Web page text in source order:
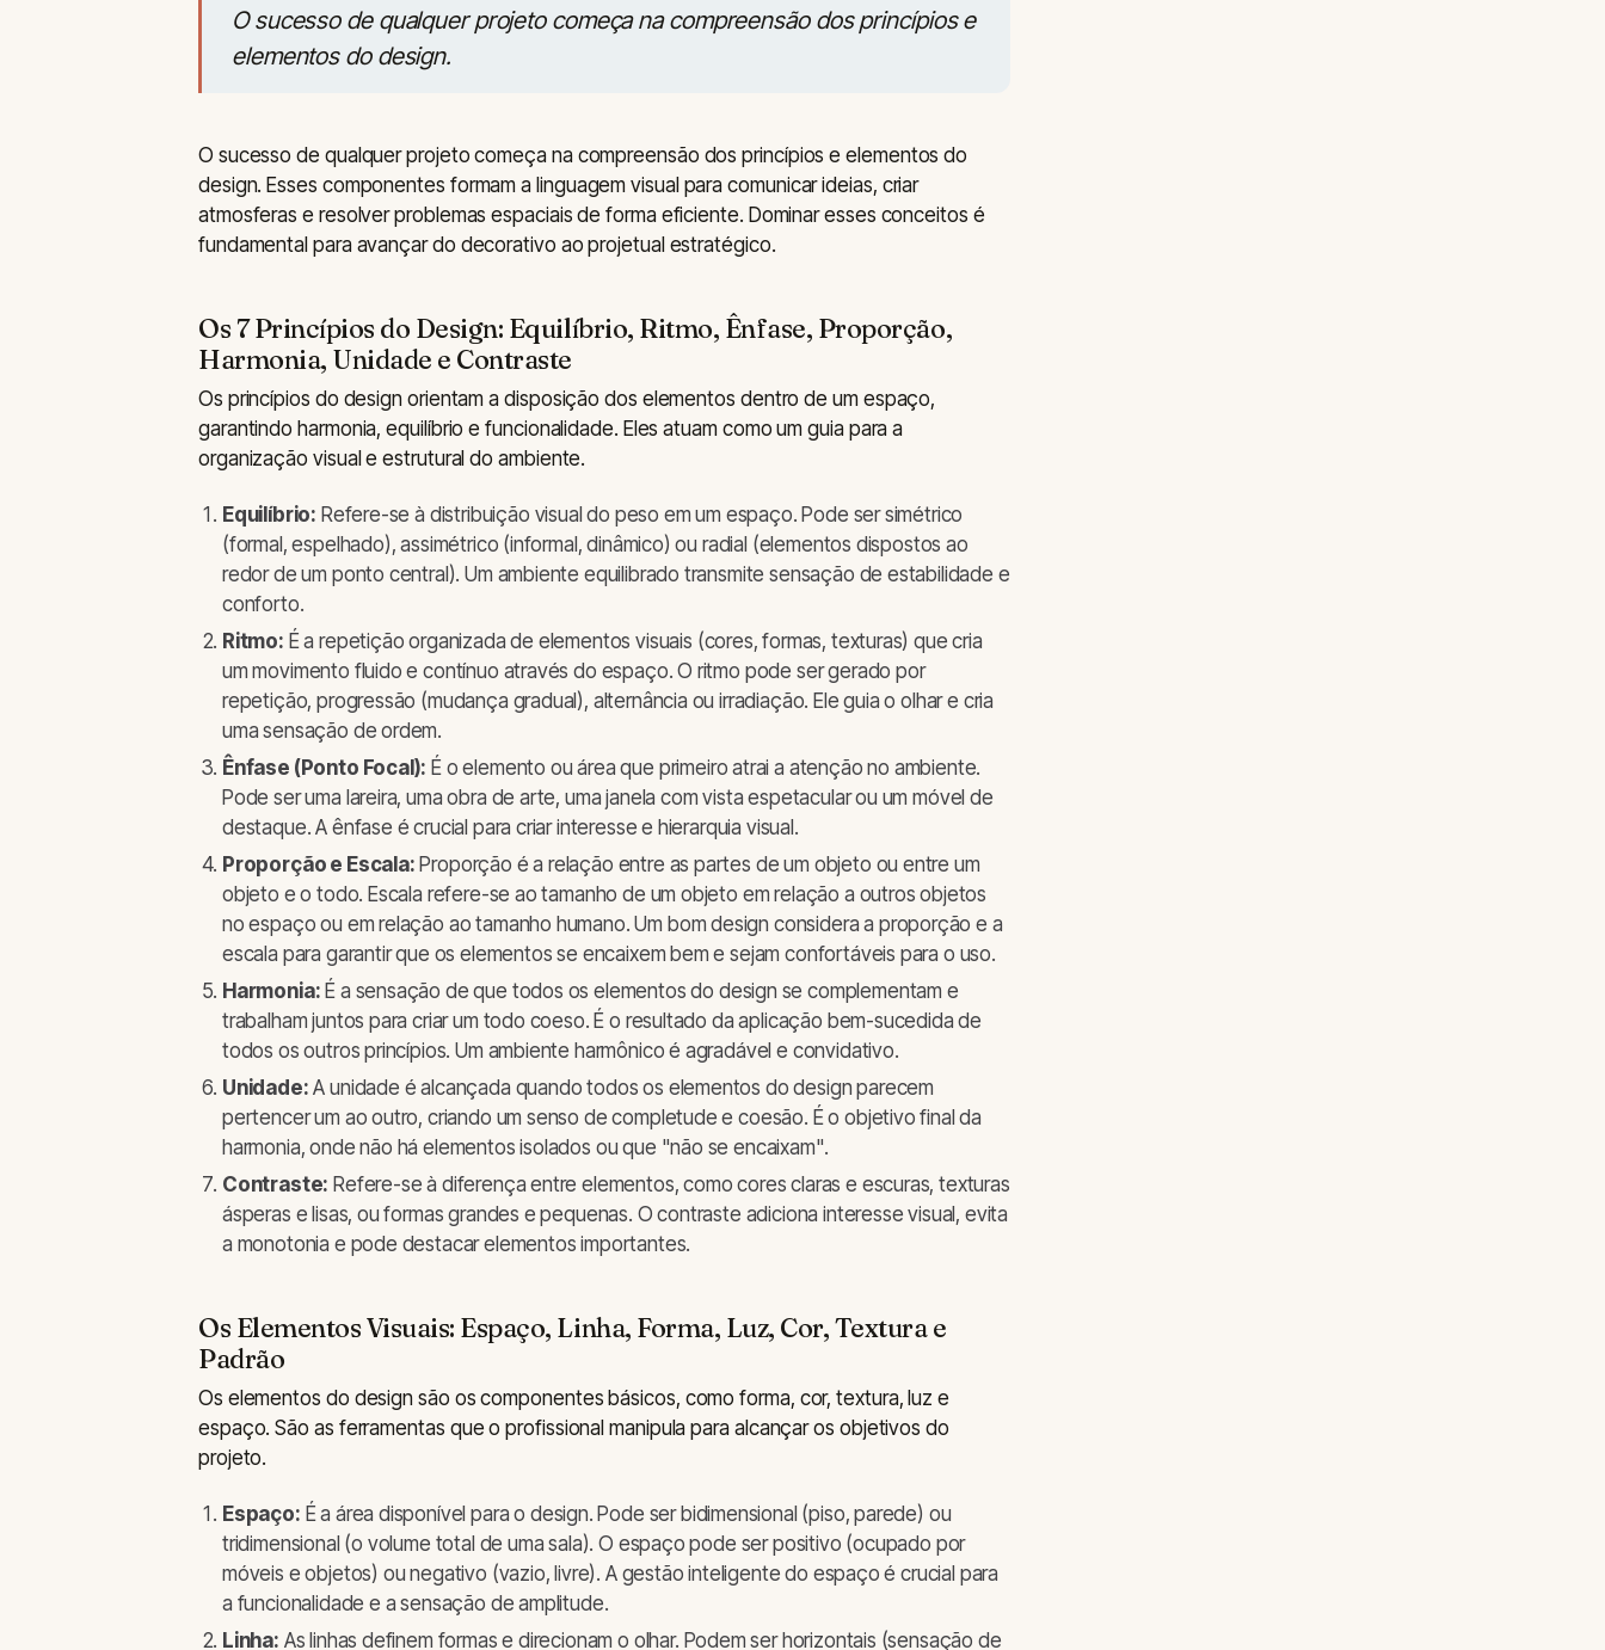
O sucesso de qualquer projeto começa na compreensão dos princípios e
elementos do design.
O sucesso de qualquer projeto começa na compreensão dos princípios e elementos do
design. Esses componentes formam a linguagem visual para comunicar ideias, criar
atmosferas e resolver problemas espaciais de forma eficiente. Dominar esses conceitos é
fundamental para avançar do decorativo ao projetual estratégico.
Os 7 Princípios do Design: Equilíbrio, Ritmo, Ênfase, Proporção,
Harmonia, Unidade e Contraste
Os princípios do design orientam a disposição dos elementos dentro de um espaço,
garantindo harmonia, equilíbrio e funcionalidade. Eles atuam como um guia para a
organização visual e estrutural do ambiente.
Equilíbrio: Refere-se à distribuição visual do peso em um espaço. Pode ser simétrico
(formal, espelhado), assimétrico (informal, dinâmico) ou radial (elementos dispostos ao
redor de um ponto central). Um ambiente equilibrado transmite sensação de estabilidade e
conforto.
Ritmo: É a repetição organizada de elementos visuais (cores, formas, texturas) que cria
um movimento fluido e contínuo através do espaço. O ritmo pode ser gerado por
repetição, progressão (mudança gradual), alternância ou irradiação. Ele guia o olhar e cria
uma sensação de ordem.
Ênfase (Ponto Focal): É o elemento ou área que primeiro atrai a atenção no ambiente.
Pode ser uma lareira, uma obra de arte, uma janela com vista espetacular ou um móvel de
destaque. A ênfase é crucial para criar interesse e hierarquia visual.
Proporção e Escala: Proporção é a relação entre as partes de um objeto ou entre um
objeto e o todo. Escala refere-se ao tamanho de um objeto em relação a outros objetos
no espaço ou em relação ao tamanho humano. Um bom design considera a proporção e a
escala para garantir que os elementos se encaixem bem e sejam confortáveis para o uso.
Harmonia: É a sensação de que todos os elementos do design se complementam e
trabalham juntos para criar um todo coeso. É o resultado da aplicação bem-sucedida de
todos os outros princípios. Um ambiente harmônico é agradável e convidativo.
Unidade: A unidade é alcançada quando todos os elementos do design parecem
pertencer um ao outro, criando um senso de completude e coesão. É o objetivo final da
harmonia, onde não há elementos isolados ou que "não se encaixam".
Contraste: Refere-se à diferença entre elementos, como cores claras e escuras, texturas
ásperas e lisas, ou formas grandes e pequenas. O contraste adiciona interesse visual, evita
a monotonia e pode destacar elementos importantes.
Os Elementos Visuais: Espaço, Linha, Forma, Luz, Cor, Textura e
Padrão
Os elementos do design são os componentes básicos, como forma, cor, textura, luz e
espaço. São as ferramentas que o profissional manipula para alcançar os objetivos do
projeto.
Espaço: É a área disponível para o design. Pode ser bidimensional (piso, parede) ou
tridimensional (o volume total de uma sala). O espaço pode ser positivo (ocupado por
móveis e objetos) ou negativo (vazio, livre). A gestão inteligente do espaço é crucial para
a funcionalidade e a sensação de amplitude.
Linha: As linhas definem formas e direcionam o olhar. Podem ser horizontais (sensação de